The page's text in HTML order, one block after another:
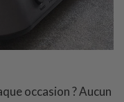
occasion ? Aucun